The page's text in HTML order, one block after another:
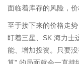
面临着库存的风险，
至于接下来的价格走
盯着三星、SK 海力士
能、增加投资。只要
算” 的局面就会一直